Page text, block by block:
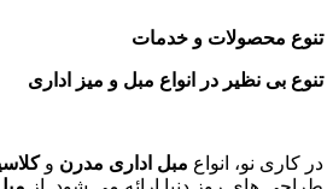
تنوع محصولات و خدمات
تنوع بی نظیر در انواع مبل و میز اداری
در کاری نو، انواع مبل اداری مدرن و